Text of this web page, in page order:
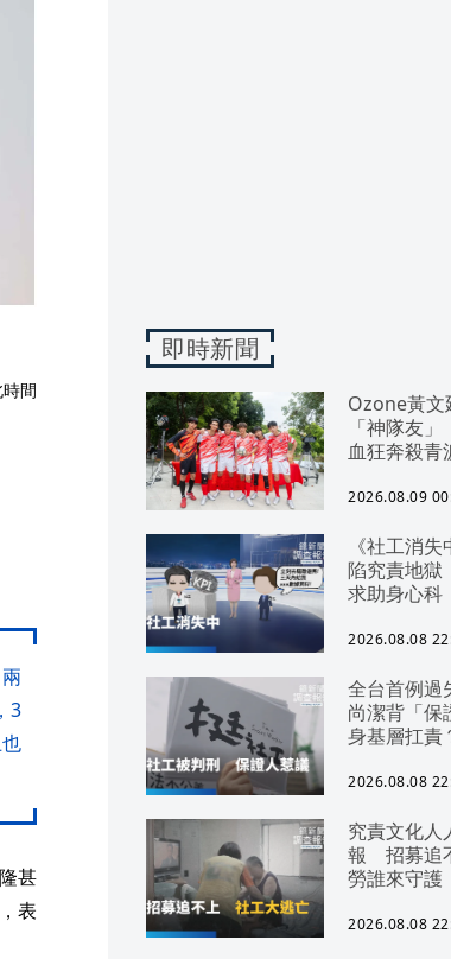
間
3
甚
表
即時新聞
Ozone黃文
「神隊友
血狂奔殺青
2026.08.09
《社工消
陷究責地
求助身心
回捐黑幕
2026.08.08
全台首例
尚潔背「
身基層扛責
2026.08.08
究責文化
報 招募追
勞誰來守護
2026.08.08